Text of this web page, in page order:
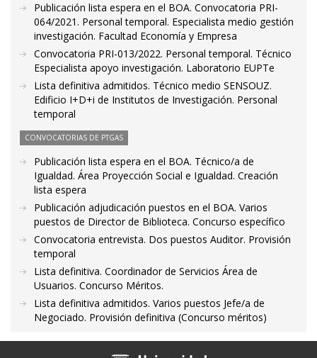
Publicación lista espera en el BOA. Convocatoria PRI-
064/2021. Personal temporal. Especialista medio gestión
investigación. Facultad Economía y Empresa
Convocatoria PRI-013/2022. Personal temporal. Técnico
Especialista apoyo investigación. Laboratorio EUPTe
Lista definitiva admitidos. Técnico medio SENSOUZ.
Edificio I+D+i de Institutos de Investigación. Personal
temporal
CONVOCATORIAS DE PTGAS
Publicación lista espera en el BOA. Técnico/a de
Igualdad. Área Proyección Social e Igualdad. Creación
lista espera
Publicación adjudicación puestos en el BOA. Varios
puestos de Director de Biblioteca. Concurso específico
Convocatoria entrevista. Dos puestos Auditor. Provisión
temporal
Lista definitiva. Coordinador de Servicios Área de
Usuarios. Concurso Méritos.
Lista definitiva admitidos. Varios puestos Jefe/a de
Negociado. Provisión definitiva (Concurso méritos)